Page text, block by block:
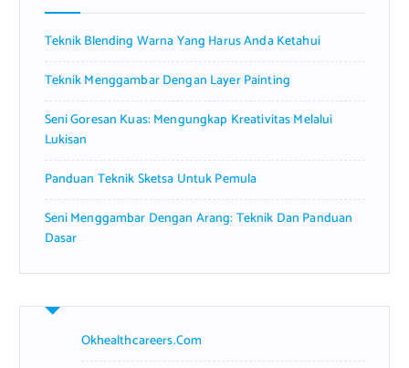
:Teknik Blending Warna Yang Harus Anda Ketahui
Teknik Menggambar Dengan Layer Painting
Seni Goresan Kuas: Mengungkap Kreativitas Melalui
Lukisan
Panduan Teknik Sketsa Untuk Pemula
Seni Menggambar Dengan Arang: Teknik Dan Panduan
Dasar
Okhealthcareers.com